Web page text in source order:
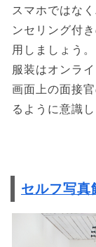
スマホではな
ンセリング付
用しましょう。
服装はオンラ
画面上の面接
るように意識し
セルフ写真